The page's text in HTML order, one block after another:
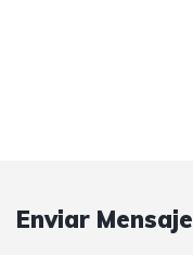
Enviar Mensaje